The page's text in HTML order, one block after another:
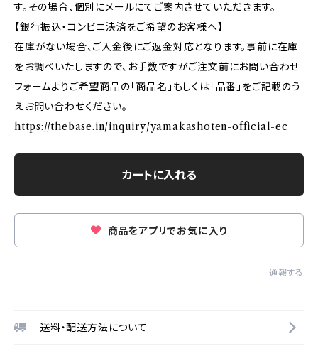
す。その場合、個別にメールにてご案内させていただきます。
【銀行振込・コンビニ決済をご希望のお客様へ】
在庫がない場合、ご入金後にご返金対応となります。事前に在庫
をお調べいたしますので、お手数ですがご注文前にお問い合わせ
フォームよりご希望商品の「商品名」もしくは「品番」をご記載のう
えお問い合わせください。
https://thebase.in/inquiry/yamakashoten-official-ec
カートに入れる
商品をアプリでお気に入り
通報する
送料・配送方法について